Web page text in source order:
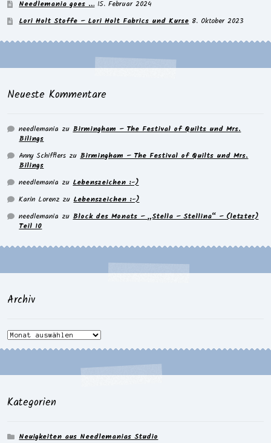
Needlemania goes … 15. Februar 2024
Lori Holt Stoffe – Lori Holt Fabrics und Kurse 8. Oktober 2023
Neueste Kommentare
needlemania zuBirmingham – The Festival of Quilts und Mrs.
Bilings
Anny Schifflers zuBirmingham – The Festival of Quilts und Mrs.
Bilings
needlemania zuLebenszeichen :-)
Karin Lorenz zuLebenszeichen :-)
needlemania zuBlock des Monats – „Stella – Stellina“ – (letzter)
Teil 10
Archiv
Archiv
Kategorien
Neuigkeiten aus Needlemanias Studio